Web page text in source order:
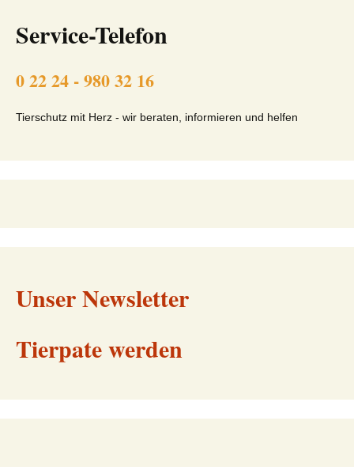
Service-Telefon
0 22 24 - 980 32 16
Tierschutz mit Herz - wir beraten, informieren und helfen
Unser Newsletter
Tierpate werden